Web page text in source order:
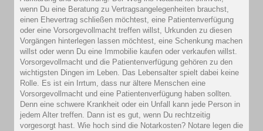
wenn Du eine Beratung zu Vertragsangelegenheiten brauchst,
einen Ehevertrag schließen möchtest, eine Patientenverfügung
oder eine Vorsorgevollmacht treffen willst, Urkunden zu diesen
Vorgängen hinterlegen lassen möchtest, eine Schenkung machen
willst oder wenn Du eine Immobilie kaufen oder verkaufen willst.
Vorsorgevollmacht und die Patientenverfügung gehören zu den
wichtigsten Dingen im Leben. Das Lebensalter spielt dabei keine
Rolle. Es ist ein Irrtum, dass nur ältere Menschen eine
Vorsorgevollmacht und eine Patientenverfügung haben sollten.
Denn eine schwere Krankheit oder ein Unfall kann jede Person in
jedem Alter treffen. Dann ist es gut, wenn Du rechtzeitig
vorgesorgt hast. Wie hoch sind die Notarkosten? Notare legen die